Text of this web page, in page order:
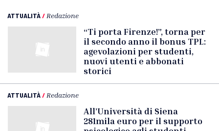
ATTUALITÀ/ Redazione
“Ti porta Firenze!”, torna per
il secondo anno il bonus TPL:
agevolazioni per studenti,
nuovi utenti e abbonati
storici
ATTUALITÀ/ Redazione
All’Università di Siena
281mila euro per il supporto